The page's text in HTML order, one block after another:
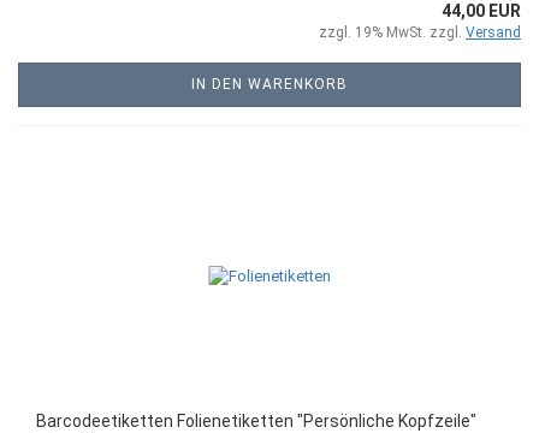
44,00 EUR
zzgl. 19% MwSt. zzgl. Versand
IN DEN WARENKORB
Barcodeetiketten Folienetiketten "Persönliche Kopfzeile"